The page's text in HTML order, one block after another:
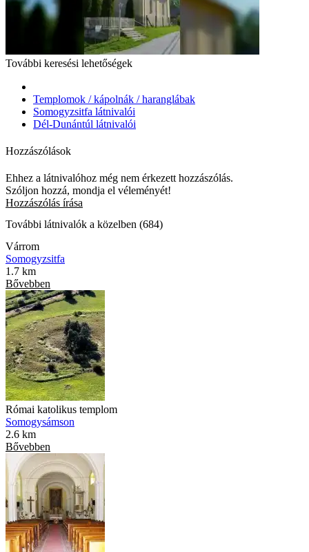
További keresési lehetőségek
Templomok / kápolnák / haranglábak
Somogyzsitfa látnivalói
Dél-Dunántúl látnivalói
Hozzászólások
Ehhez a látnivalóhoz még nem érkezett hozzászólás.
Szóljon hozzá, mondja el véleményét!
Hozzászólás írása
További látnivalók a közelben (684)
Várrom
Somogyzsitfa
1.7 km
Bővebben
Római katolikus templom
Somogysámson
2.6 km
Bővebben